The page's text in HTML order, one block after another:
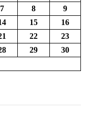
7 8
9
15
16
22
23
29
30